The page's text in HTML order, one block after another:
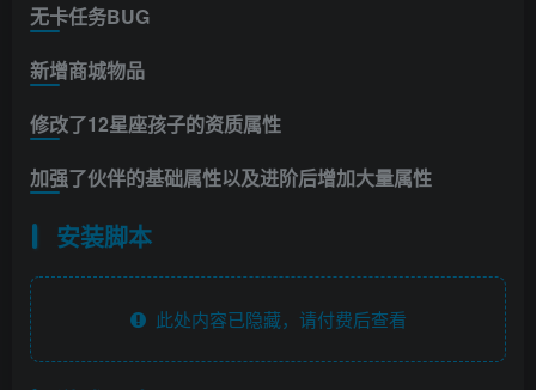
无卡任务BUG
新增商城物品
修改了12星座孩子的资质属性
加强了伙伴的基础属性以及进阶后增加大量属性
安装脚本
此处内容已隐藏，请付费后查看